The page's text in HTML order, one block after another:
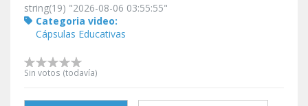
string(19) "2026-08-06 03:55:55"
Categoria video:
Cápsulas Educativas
Sin votos (todavía)